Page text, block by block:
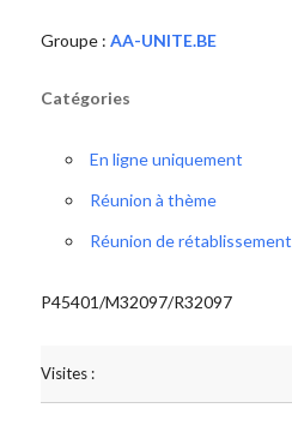
Groupe : AA-UNITE.BE
Catégories
En ligne uniquement
Réunion à thème
Réunion de rétablissement
P45401/M32097/R32097
Visites :